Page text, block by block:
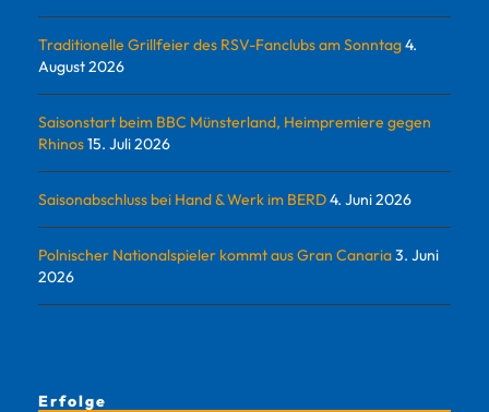
Traditionelle Grillfeier des RSV-Fanclubs am Sonntag4.
August 2026
Saisonstart beim BBC Münsterland, Heimpremiere gegen
Rhinos15. Juli 2026
Saisonabschluss bei Hand & Werk im BERD4. Juni 2026
Polnischer Nationalspieler kommt aus Gran Canaria3. Juni
2026
Erfolge